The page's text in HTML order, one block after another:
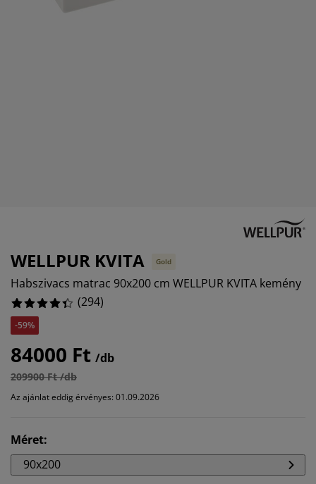
és kiegészítők
WELLPUR KVITA Gold
Habszivacs matrac 90x200 cm WELLPUR KVITA kemény
(294)
-59%
84000 Ft /db
209900 Ft /db
Az ajánlat eddig érvényes: 01.09.2026
Méret:
90x200